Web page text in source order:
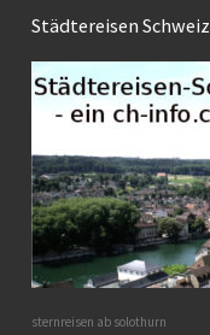
Städtereisen Schweiz
sternreisen ab solothurn